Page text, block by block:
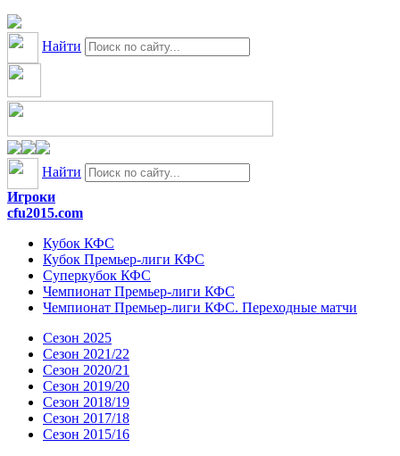
Найти
Найти
Игроки
cfu2015.com
Кубок КФС
Кубок Премьер-лиги КФС
Суперкубок КФС
Чемпионат Премьер-лиги КФС
Чемпионат Премьер-лиги КФС. Переходные матчи
Сезон 2025
Сезон 2021/22
Сезон 2020/21
Сезон 2019/20
Сезон 2018/19
Сезон 2017/18
Сезон 2015/16